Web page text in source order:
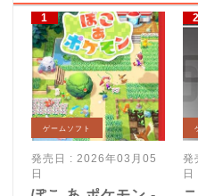
ゲームソフト
発売日 : 2026年03月05
日
発
日